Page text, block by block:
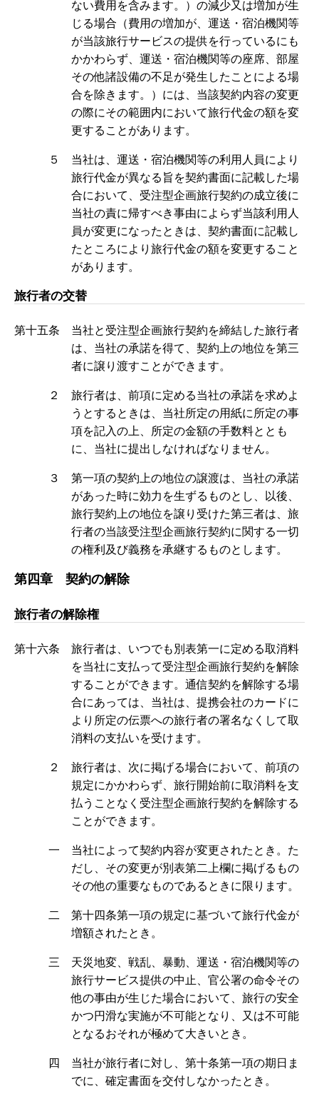
ない費用を含みます。）の減少又は増加が生
じる場合（費用の増加が、運送・宿泊機関等
が当該旅行サービスの提供を行っているにも
かかわらず、運送・宿泊機関等の座席、部屋
その他諸設備の不足が発生したことによる場
合を除きます。）には、当該契約内容の変更
の際にその範囲内において旅行代金の額を変
更することがあります。
５ 当社は、運送・宿泊機関等の利用人員により
旅行代金が異なる旨を契約書面に記載した場
合において、受注型企画旅行契約の成立後に
当社の責に帰すべき事由によらず当該利用人
員が変更になったときは、契約書面に記載し
たところにより旅行代金の額を変更すること
があります。
旅行者の交替
第十五条 当社と受注型企画旅行契約を締結した旅行者
は、当社の承諾を得て、契約上の地位を第三
者に譲り渡すことができます。
２ 旅行者は、前項に定める当社の承諾を求めよ
うとするときは、当社所定の用紙に所定の事
項を記入の上、所定の金額の手数料ととも
に、当社に提出しなければなりません。
３ 第一項の契約上の地位の譲渡は、当社の承諾
があった時に効力を生ずるものとし、以後、
旅行契約上の地位を譲り受けた第三者は、旅
行者の当該受注型企画旅行契約に関する一切
の権利及び義務を承継するものとします。
第四章 契約の解除
旅行者の解除権
第十六条 旅行者は、いつでも別表第一に定める取消料
を当社に支払って受注型企画旅行契約を解除
することができます。通信契約を解除する場
合にあっては、当社は、提携会社のカードに
より所定の伝票への旅行者の署名なくして取
消料の支払いを受けます。
２ 旅行者は、次に掲げる場合において、前項の
規定にかかわらず、旅行開始前に取消料を支
払うことなく受注型企画旅行契約を解除する
ことができます。
一 当社によって契約内容が変更されたとき。た
だし、その変更が別表第二上欄に掲げるもの
その他の重要なものであるときに限ります。
二 第十四条第一項の規定に基づいて旅行代金が
増額されたとき。
三 天災地変、戦乱、暴動、運送・宿泊機関等の
旅行サービス提供の中止、官公署の命令その
他の事由が生じた場合において、旅行の安全
かつ円滑な実施が不可能となり、又は不可能
となるおそれが極めて大きいとき。
四 当社が旅行者に対し、第十条第一項の期日ま
でに、確定書面を交付しなかったとき。